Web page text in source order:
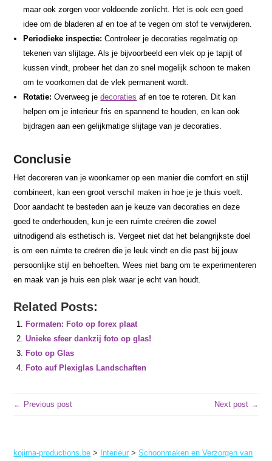
maar ook zorgen voor voldoende zonlicht. Het is ook een goed
idee om de bladeren af en toe af te vegen om stof te verwijderen.
Periodieke inspectie: Controleer je decoraties regelmatig op
tekenen van slijtage. Als je bijvoorbeeld een vlek op je tapijt of
kussen vindt, probeer het dan zo snel mogelijk schoon te maken
om te voorkomen dat de vlek permanent wordt.
Rotatie: Overweeg jedecoraties af en toe te roteren. Dit kan
helpen om je interieur fris en spannend te houden, en kan ook
bijdragen aan een gelijkmatige slijtage van je decoraties.
Conclusie
Het decoreren van je woonkamer op een manier die comfort en stijl
combineert, kan een groot verschil maken in hoe je je thuis voelt.
Door aandacht te besteden aan je keuze van decoraties en deze
goed te onderhouden, kun je een ruimte creëren die zowel
uitnodigend als esthetisch is. Vergeet niet dat het belangrijkste doel
is om een ruimte te creëren die je leuk vindt en die past bij jouw
persoonlijke stijl en behoeften. Wees niet bang om te experimenteren
en maak van je huis een plek waar je echt van houdt.
Related Posts:
Formaten: Foto op forex plaat
Unieke sfeer dankzij foto op glas!
Foto op Glas
Foto auf Plexiglas Landschaften
← Previous post Next post →
kojima-productions.be > Interieur >Schoonmaken en Verzorgen van